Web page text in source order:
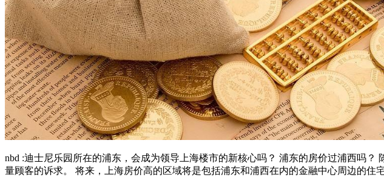
nbd :迪士尼乐园所在的浦东，会成为领导上海楼市的新核心吗？ 浦东的房价过浦西吗
量顾客的诉求。 将来，上海房价高的区域将是包括浦东和浦西在内的金融中心周边的住宅